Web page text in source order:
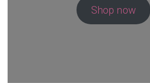
Shop now